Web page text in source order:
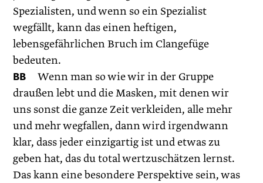
Spezialisten, und wenn so ein Spezialist
wegfällt, kann das einen heftigen,
lebensgefährlichen Bruch im Clangefüge
bedeuten.
BB Wenn man so wie wir in der Gruppe
draußen lebt und die Masken, mit denen wir
uns sonst die ganze Zeit verkleiden, alle mehr
und mehr wegfallen, dann wird irgendwann
klar, dass jeder einzigartig ist und etwas zu
geben hat, das du total wertzuschätzen lernst.
Das kann eine besondere Perspektive sein, was